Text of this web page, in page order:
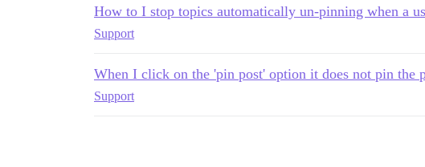
How to I stop topics automatically un-pinning when a
Support
When I click on the 'pin post' option it does not pin the
Support